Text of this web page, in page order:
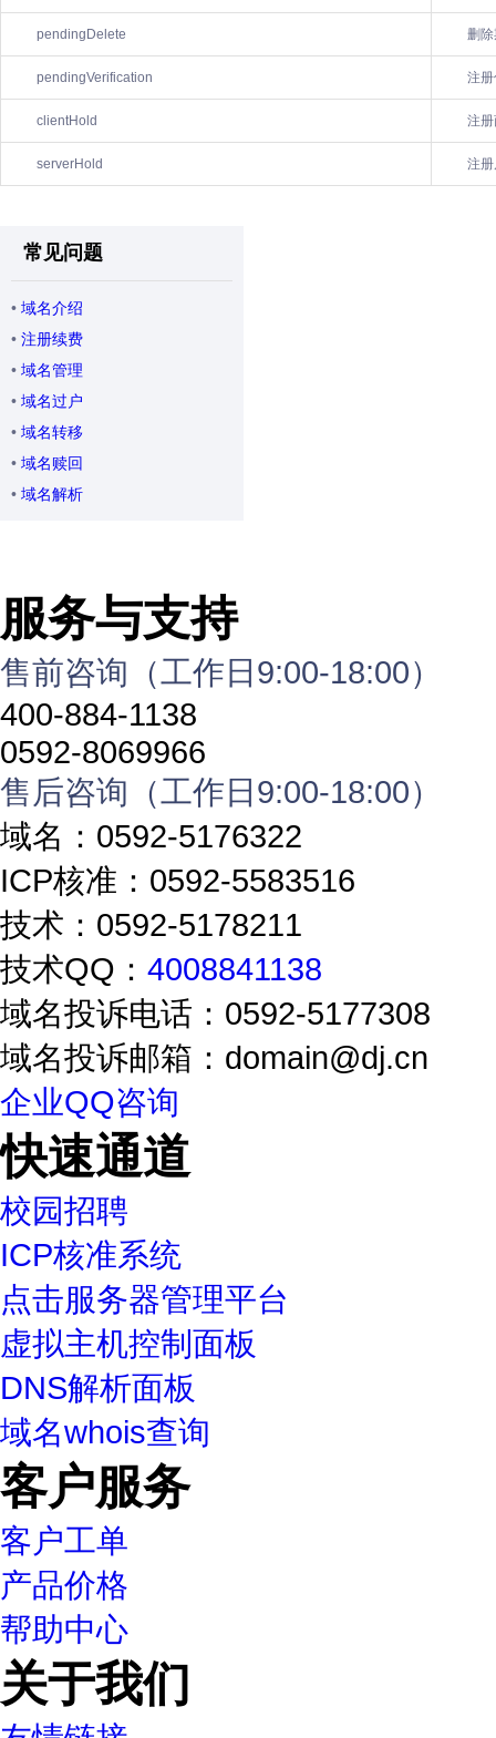
pendingDelete 删
pendingVerification 注
clientHold 注
serverHold 注
常见问题
• 域名介绍
• 注册续费
• 域名管理
• 域名过户
• 域名转移
• 域名赎回
• 域名解析
服务与支持
售前咨询（工作日9:00-18:00）
400-884-1138
0592-8069966
售后咨询（工作日9:00-18:00）
域名：0592-5176322
ICP核准：0592-5583516
技术：0592-5178211
技术QQ： 4008841138
域名投诉电话：0592-5177308
域名投诉邮箱：domain@dj.cn
企业QQ咨询
快速通道
校园招聘
ICP核准系统
点击服务器管理平台
虚拟主机控制面板
DNS解析面板
域名whois查询
客户服务
客户工单
产品价格
帮助中心
关于我们